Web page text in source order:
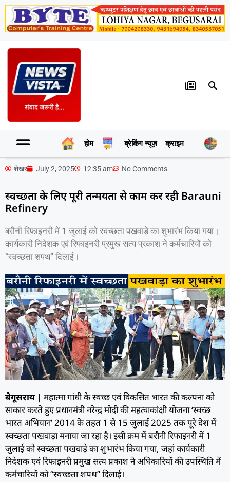
होम ब्रेकिंग न्यूज़ क्राइम
शेखर July 2, 2025 12:35 am No Comments
स्वच्छता के लिए पूरी तन्मयता से काम कर रही Barauni
Refinery
बरौनी रिफाइनरी में 1 जुलाई को स्वच्छता पखवाड़े का शुभारंभ किया गया।
कार्यकारी निदेशक एवं रिफाइनरी प्रमुख सत्य प्रकाश ने कर्मचारियों को
“स्वच्छता शपथ” दिलाई।
बेगूसराय | महात्मा गांधी के स्वच्छ एवं विकसित भारत की कल्पना को
साकार करते हुए प्रधानमंत्री नरेन्द्र मोदी की महत्वाकांक्षी योजना ‘स्वच्छ
भारत अभियान’ 2014 के तहत 1 से 15 जुलाई 2025 तक पूरे देश में
स्वच्छता पखवाड़ा मनाया जा रहा है। इसी क्रम में बरौनी रिफाइनरी में 1
जुलाई को स्वच्छता पखवाड़े का शुभारंभ किया गया, जहां कार्यकारी
निदेशक एवं रिफाइनरी प्रमुख सत्य प्रकाश ने अधिकारियों की उपस्थिति में
कर्मचारियों को “स्वच्छता शपथ” दिलाई।